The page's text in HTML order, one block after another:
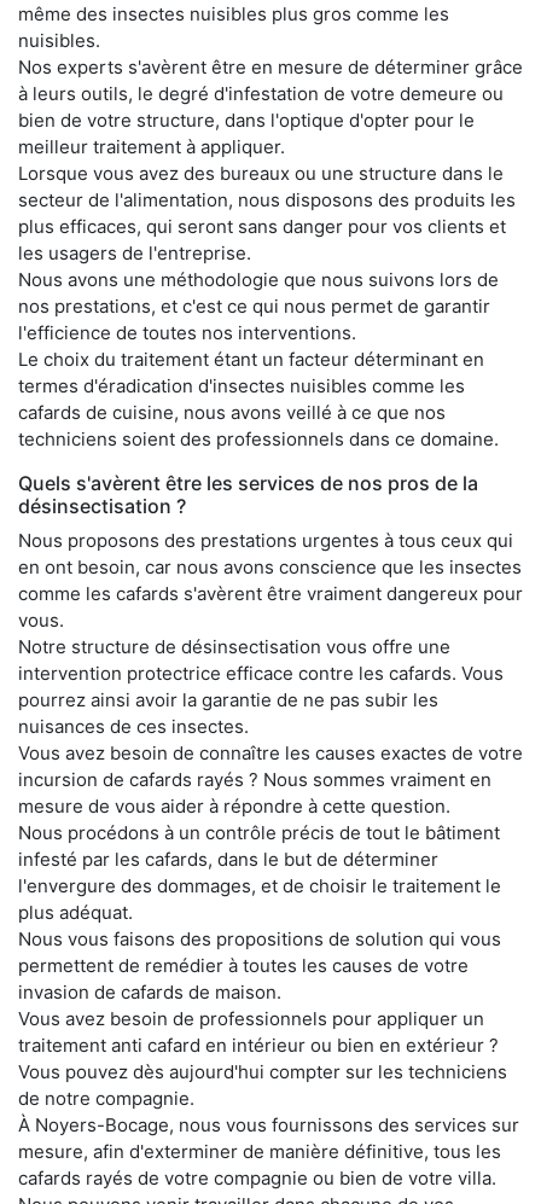
même des insectes nuisibles plus gros comme les
nuisibles.
Nos experts s'avèrent être en mesure de déterminer grâce
à leurs outils, le degré d'infestation de votre demeure ou
bien de votre structure, dans l'optique d'opter pour le
meilleur traitement à appliquer.
Lorsque vous avez des bureaux ou une structure dans le
secteur de l'alimentation, nous disposons des produits les
plus efficaces, qui seront sans danger pour vos clients et
les usagers de l'entreprise.
Nous avons une méthodologie que nous suivons lors de
nos prestations, et c'est ce qui nous permet de garantir
l'efficience de toutes nos interventions.
Le choix du traitement étant un facteur déterminant en
termes d'éradication d'insectes nuisibles comme les
cafards de cuisine, nous avons veillé à ce que nos
techniciens soient des professionnels dans ce domaine.
Quels s'avèrent être les services de nos pros de la
désinsectisation ?
Nous proposons des prestations urgentes à tous ceux qui
en ont besoin, car nous avons conscience que les insectes
comme les cafards s'avèrent être vraiment dangereux pour
vous.
Notre structure de désinsectisation vous offre une
intervention protectrice efficace contre les cafards. Vous
pourrez ainsi avoir la garantie de ne pas subir les
nuisances de ces insectes.
Vous avez besoin de connaître les causes exactes de votre
incursion de cafards rayés ? Nous sommes vraiment en
mesure de vous aider à répondre à cette question.
Nous procédons à un contrôle précis de tout le bâtiment
infesté par les cafards, dans le but de déterminer
l'envergure des dommages, et de choisir le traitement le
plus adéquat.
Nous vous faisons des propositions de solution qui vous
permettent de remédier à toutes les causes de votre
invasion de cafards de maison.
Vous avez besoin de professionnels pour appliquer un
traitement anti cafard en intérieur ou bien en extérieur ?
Vous pouvez dès aujourd'hui compter sur les techniciens
de notre compagnie.
À Noyers-Bocage, nous vous fournissons des services sur
mesure, afin d'exterminer de manière définitive, tous les
cafards rayés de votre compagnie ou bien de votre villa.